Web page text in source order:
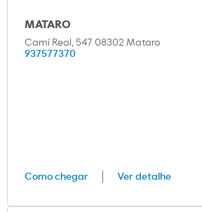
MATARO
Camí Real, 547 08302 Mataro
937577370
Como chegar Ver detalhe